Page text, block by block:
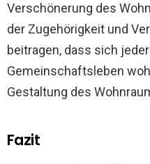
Verschönerung des
der Zugehörigkeit und
beitragen, dass sich
Gemeinschaftsleben
Gestaltung des
Fazit